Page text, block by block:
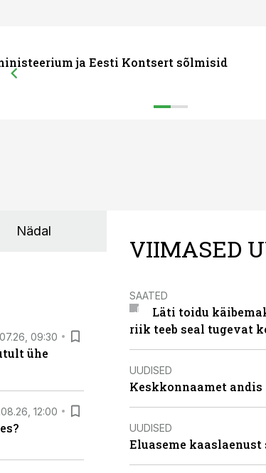
ja Eesti Kontsert sõlmisid
Nädal
09:30
ühe
12:00
VIIMASED
SAATED
Läti toidu
riik teeb seal tugevat
UUDISED
Keskkonnaamet
UUDISED
Eluaseme kaaslaenust